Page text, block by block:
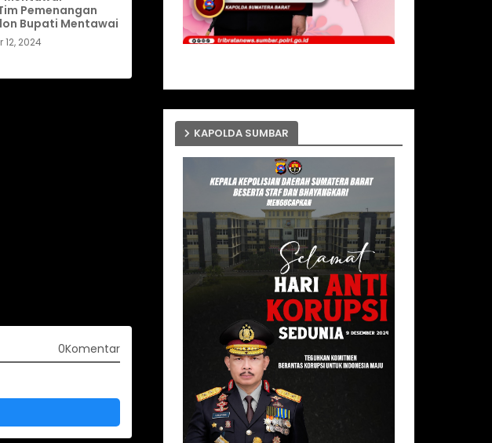
Pemenangan
Bupati Mentawai
12, 2024
0Komentar
KAPOLDA SUMBAR